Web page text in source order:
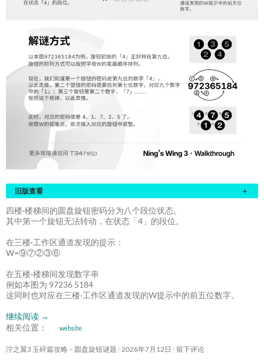
旧版查看 +
四楼·楼梯间的圆盘旋钮密码分为八个段位状态。
其中第一个旋钮无法转动，在状态「4」的段位。
在三楼·工作区通道发现的提示：
W=⑨⑦②③⑥
在五楼·楼梯间发现数字串
例如本图为 97236 5184
这同时也对应在三楼·工作区通道发现的W提示中的前五位数字。
继续阅读 →
相关位置：
website
泞之翼3 玉碎篇攻略 – 圆盘旋钮谜题 2026年7月12日 留下评论